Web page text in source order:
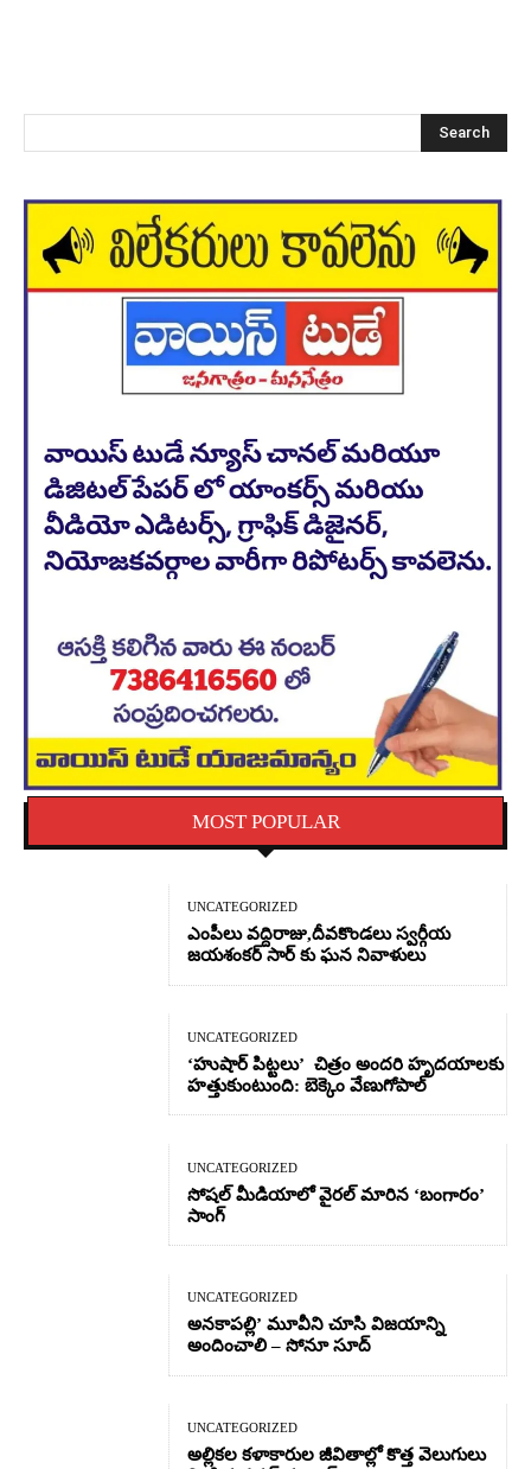
Search
MOST POPULAR
UNCATEGORIZED
ఎంపీలు వద్దిరాజు,దీవకొండలు స్వర్గీయ
జయశంకర్ సార్ కు ఘన నివాళులు
UNCATEGORIZED
‘హుషార్‌ పిట్టలు’ చిత్రం అందరి హృదయాలకు
హత్తుకుంటుంది: బెక్కెం వేణుగోపాల్‌
UNCATEGORIZED
సోషల్ మీడియాలో వైరల్ మారిన ‘బంగారం’
సాంగ్
UNCATEGORIZED
అనకాపల్లి’ మూవీని చూసి విజయాన్ని
అందించాలి – సోనూ సూద్
UNCATEGORIZED
అల్లికల కళాకారుల జీవితాల్లో కొత్త వెలుగులు